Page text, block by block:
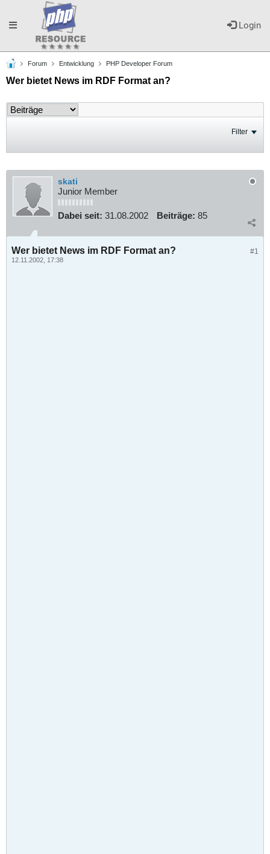
Login
Toggle
navigation
Forum Entwicklung PHP Developer Forum
Wer bietet News im RDF Format an?
Filter
skati
Junior Member
Dabei seit: 31.08.2002 Beiträge: 85
#1
Wer bietet News im RDF Format an?
12.11.2002, 17:38